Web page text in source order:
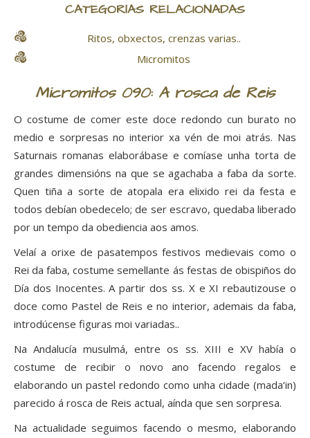
CATEGORÍAS RELACIONADAS
Ritos, obxectos, crenzas varias..
Micromitos
Micromitos 090: A rosca de Reis
O costume de comer este doce redondo cun burato no
medio e sorpresas no interior xa vén de moi atrás. Nas
Saturnais romanas elaborábase e comíase unha torta de
grandes dimensións na que se agachaba a faba da sorte.
Quen tiña a sorte de atopala era elixido rei da festa e
todos debían obedecelo; de ser escravo, quedaba liberado
por un tempo da obediencia aos amos.
Velaí a orixe de pasatempos festivos medievais como o
Rei da faba, costume semellante ás festas de obispiños do
Día dos Inocentes. A partir dos ss. X e XI rebautizouse o
doce como Pastel de Reis e no interior, ademais da faba,
introdúcense figuras moi variadas..
Na Andalucía musulmá, entre os ss. XIII e XV había o
costume de recibir o novo ano facendo regalos e
elaborando un pastel redondo como unha cidade (mada‘in)
parecido á rosca de Reis actual, aínda que sen sorpresa.
Na actualidade seguimos facendo o mesmo, elaborando